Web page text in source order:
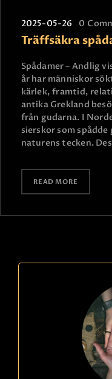
2025-05-26 0
Träffsäkra
Spådamer – Andlig
år har människor
kärlek, framtid,
antika Grekland
från gudarna. I
sierskor som
naturens tecken.
READ MORE